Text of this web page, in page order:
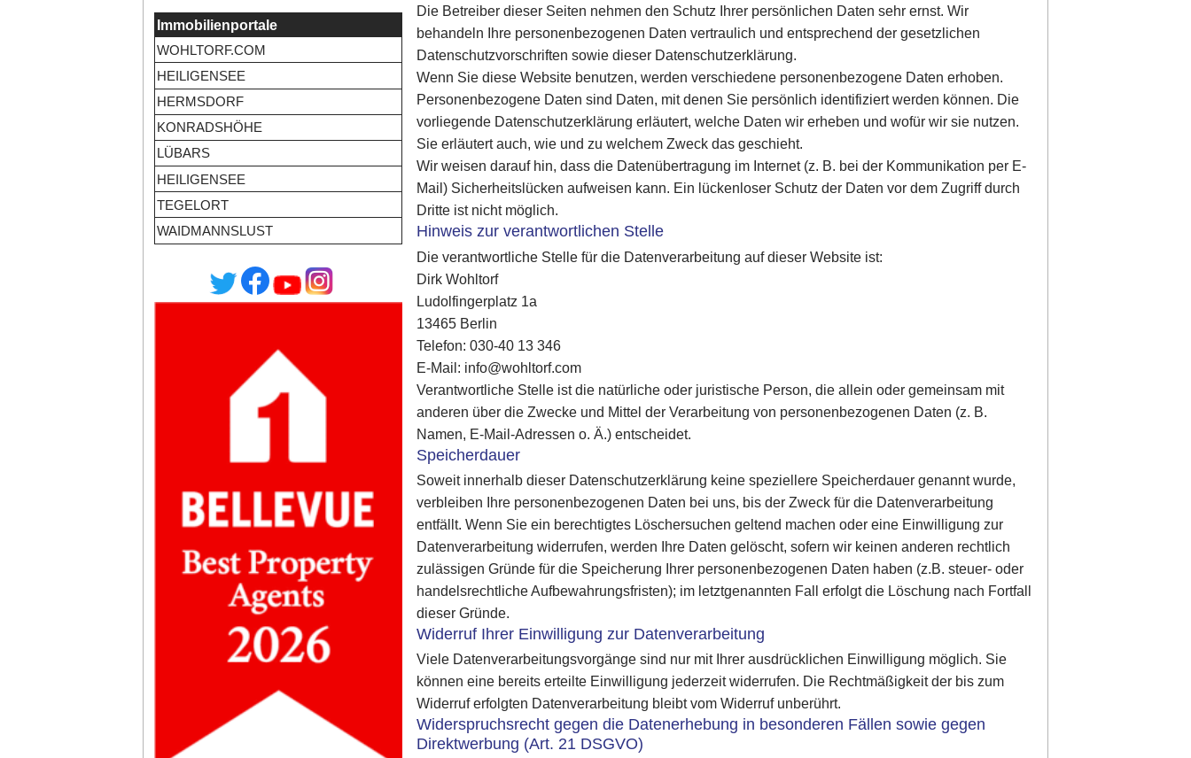
Immobilienportale
WOHLTORF.COM
HEILIGENSEE
HERMSDORF
KONRADSHÖHE
LÜBARS
HEILIGENSEE
TEGELORT
WAIDMANNSLUST
Die Betreiber dieser Seiten nehmen den Schutz Ihrer persönlichen Daten sehr ernst. Wir
behandeln Ihre personenbezogenen Daten vertraulich und entsprechend der gesetzlichen
Datenschutzvorschriften sowie dieser Datenschutzerklärung.
Wenn Sie diese Website benutzen, werden verschiedene personenbezogene Daten erhoben.
Personenbezogene Daten sind Daten, mit denen Sie persönlich identifiziert werden können. Die
vorliegende Datenschutzerklärung erläutert, welche Daten wir erheben und wofür wir sie nutzen.
Sie erläutert auch, wie und zu welchem Zweck das geschieht.
Wir weisen darauf hin, dass die Datenübertragung im Internet (z. B. bei der Kommunikation per E-
Mail) Sicherheitslücken aufweisen kann. Ein lückenloser Schutz der Daten vor dem Zugriff durch
Dritte ist nicht möglich.
Hinweis zur verantwortlichen Stelle
Die verantwortliche Stelle für die Datenverarbeitung auf dieser Website ist:
Dirk Wohltorf
Ludolfingerplatz 1a
13465 Berlin
Telefon: 030-40 13 346
E-Mail: info@wohltorf.com
Verantwortliche Stelle ist die natürliche oder juristische Person, die allein oder gemeinsam mit
anderen über die Zwecke und Mittel der Verarbeitung von personenbezogenen Daten (z. B.
Namen, E-Mail-Adressen o. Ä.) entscheidet.
Speicherdauer
Soweit innerhalb dieser Datenschutzerklärung keine speziellere Speicherdauer genannt wurde,
verbleiben Ihre personenbezogenen Daten bei uns, bis der Zweck für die Datenverarbeitung
entfällt. Wenn Sie ein berechtigtes Löschersuchen geltend machen oder eine Einwilligung zur
Datenverarbeitung widerrufen, werden Ihre Daten gelöscht, sofern wir keinen anderen rechtlich
zulässigen Gründe für die Speicherung Ihrer personenbezogenen Daten haben (z.B. steuer- oder
handelsrechtliche Aufbewahrungsfristen); im letztgenannten Fall erfolgt die Löschung nach Fortfall
dieser Gründe.
Widerruf Ihrer Einwilligung zur Datenverarbeitung
Viele Datenverarbeitungsvorgänge sind nur mit Ihrer ausdrücklichen Einwilligung möglich. Sie
können eine bereits erteilte Einwilligung jederzeit widerrufen. Die Rechtmäßigkeit der bis zum
Widerruf erfolgten Datenverarbeitung bleibt vom Widerruf unberührt.
Widerspruchsrecht gegen die Datenerhebung in besonderen Fällen sowie gegen
Direktwerbung (Art. 21 DSGVO)